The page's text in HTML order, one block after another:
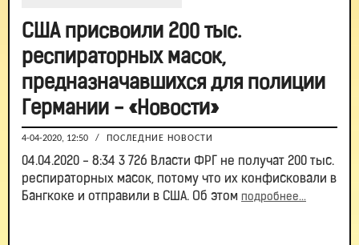
США присвоили 200 тыс.
респираторных масок,
предназначавшихся для полиции
Германии - «Новости»
4-04-2020, 12:50 / ПОСЛЕДНИЕ НОВОСТИ
04.04.2020 - 8:34 3 726 Власти ФРГ не получат 200 тыс.
респираторных масок, потому что их конфисковали в
Бангкоке и отправили в США. Об этом подробнее...